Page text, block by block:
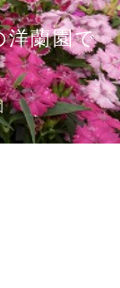
蘭園で